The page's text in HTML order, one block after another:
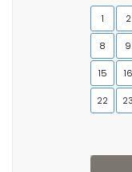
1 2
8 9
15 16
22 23